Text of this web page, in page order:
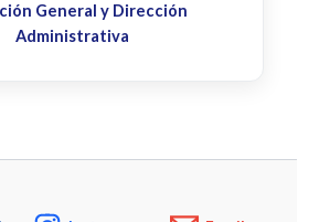
General y Dirección
Administrativa